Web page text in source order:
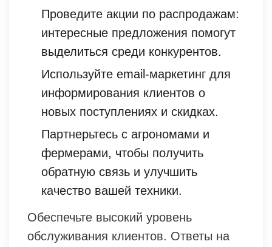
Проведите акции по распродажам:
интересные предложения помогут
выделиться среди конкурентов.
Используйте email-маркетинг для
информирования клиентов о
новых поступлениях и скидках.
Партнерьтесь с агрономами и
фермерами, чтобы получить
обратную связь и улучшить
качество вашей техники.
Обеспечьте высокий уровень
обслуживания клиентов. Ответы на